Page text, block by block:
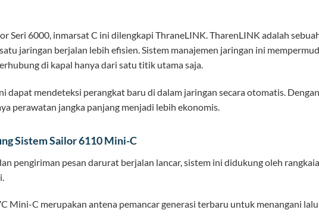
Seri 6000, inmarsat C ini dilengkapi ThraneLINK. TharenLINK adalah
jaringan berjalan lebih efisien. Sistem manajemen jaringan ini
di kapal hanya dari satu titik utama saja.
dapat mendeteksi perangkat baru di dalam jaringan secara otomatis.
perawatan jangka panjang menjadi lebih ekonomis.
Sistem Sailor 6110 Mini-C
pengiriman pesan darurat berjalan lancar, sistem ini didukung oleh
Mini-C merupakan antena pemancar generasi terbaru untuk menangani